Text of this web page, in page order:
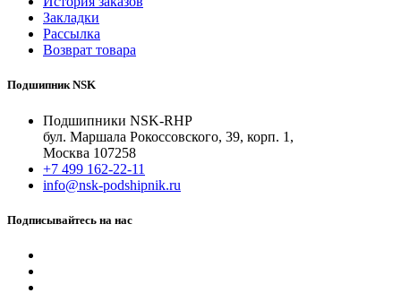
Закладки
Рассылка
Возврат товара
Подшипник NSK
Подшипники NSK-RHP
бул. Маршала Рокоссовского, 39, корп. 1,
Москва 107258
+7 499 162-22-11
info@nsk-podshipnik.ru
Подписывайтесь на нас